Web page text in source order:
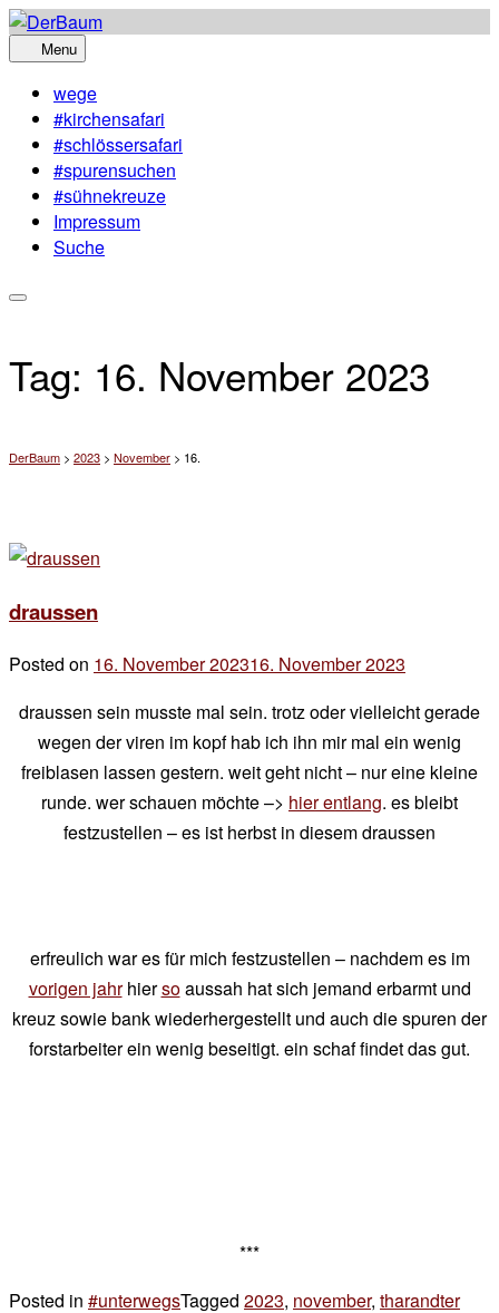
Skip
to
Menu
wege
#kirchensafari
#schlössersafari
#spurensuchen
#sühnekreuze
Impressum
Suche
Tag: 16. November 2023
DerBaum > 2023 > November > 16.
draussen
Posted on 16. November 202316. November 2023
chef
draussen sein musste mal sein. trotz oder vielleicht gerade
wegen der viren im kopf hab ich ihn mir mal ein wenig
freiblasen lassen gestern. weit geht nicht – nur eine kleine
runde. wer schauen möchte –> hier entlang. es bleibt
festzustellen – es ist herbst in diesem draussen
erfreulich war es für mich festzustellen – nachdem es im
vorigen jahrhiersoaussah hat sich jemand erbarmt und
kreuz sowie bank wiederhergestellt und auch die spuren der
forstarbeiter ein wenig beseitigt. ein schaf findet das gut.
***
Posted in #unterwegsTagged 2023, november, tharandter